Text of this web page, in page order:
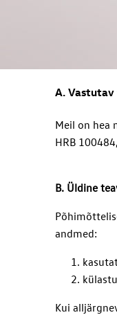
A.
Meil on hea
HRB
B. Üldine
andmed:
Kui